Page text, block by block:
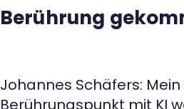
Berührung
Johannes Schäfers:
Berührungspunkt mit KI